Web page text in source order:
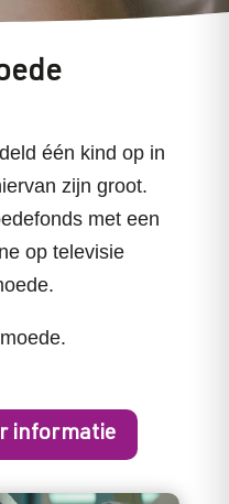
één kind op in
zijn groot.
met een
op televisie
informatie